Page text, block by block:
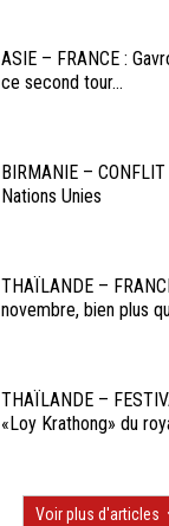
ASIE – FRANCE :
ce second tour...
BIRMANIE –
Nations Unies
THAÏLANDE –
novembre, bien plus
THAÏLANDE –
«Loy Krathong» du
Voir plus d'articles